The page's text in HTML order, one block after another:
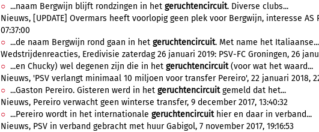
...naam Bergwijn blijft rondzingen in het geruchtencircuit. Diverse clubs...
Nieuws, [UPDATE] Overmars heeft voorlopig geen plek voor Bergwijn, interesse AS
07:37:00
...de naam Bergwijn rond gaan in het geruchtencircuit. Met name het Italiaanse...
Wedstrijdenreacties, Eredivisie zaterdag 26 januari 2019: PSV-FC Groningen, 26
...en Chucky) wel degenen zijn die in het geruchtencircuit(voor wat het waard...
Nieuws, 'PSV verlangt minimaal 10 miljoen voor transfer Pereiro', 22 januari 2018,
...Gaston Pereiro. Gisteren werd in het geruchtencircuitgemeld dat het...
Nieuws, Pereiro verwacht geen winterse transfer, 9 december 2017, 13:40:32
...Pereiro wordt in het internationale geruchtencircuithier en daar in verband...
Nieuws, PSV in verband gebracht met huur Gabigol, 7 november 2017, 19:16:53